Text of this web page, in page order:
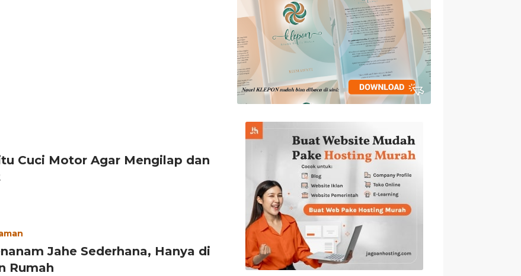
Cuci Motor Agar Mengilap dan
Jahe Sederhana, Hanya di
Rumah